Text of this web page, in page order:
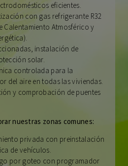
eficientes.
con gas refrigerante R32
Calentamiento Atmosférico y
instalación de
solar.
controlada para la
del aire en todas las viviendas.
y comprobación de puentes
nuestras zonas comunes:
privada con preinstalación
de vehículos.
por goteo con programador